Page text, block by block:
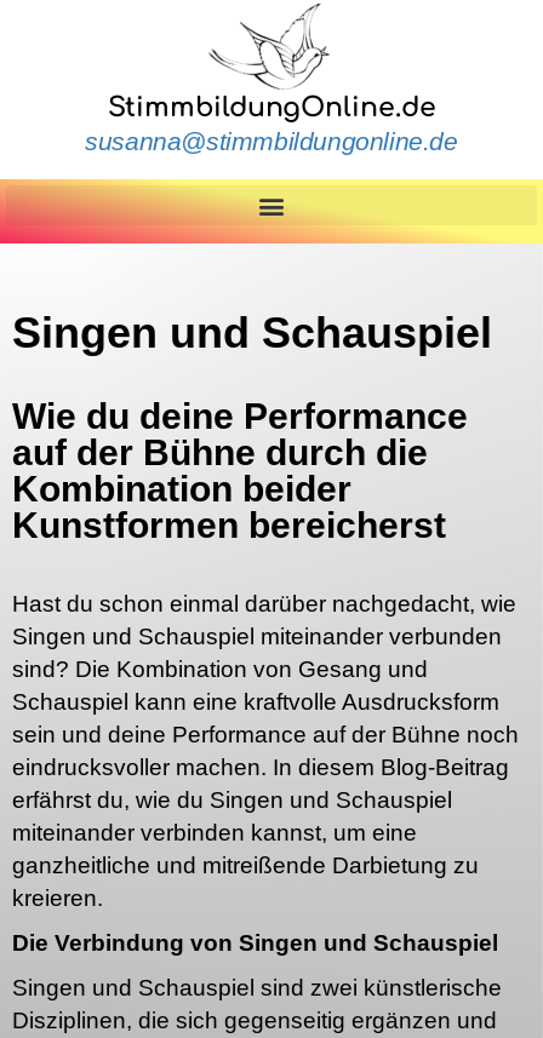
StimmbildungOnline.de
susanna@stimmbildungonline.de
Singen und Schauspiel
Wie du deine Performance
auf der Bühne durch die
Kombination beider
Kunstformen bereicherst
Hast du schon einmal darüber nachgedacht, wie
Singen und Schauspiel miteinander verbunden
sind? Die Kombination von Gesang und
Schauspiel kann eine kraftvolle Ausdrucksform
sein und deine Performance auf der Bühne noch
eindrucksvoller machen. In diesem Blog-Beitrag
erfährst du, wie du Singen und Schauspiel
miteinander verbinden kannst, um eine
ganzheitliche und mitreißende Darbietung zu
kreieren.
Die Verbindung von Singen und Schauspiel
Singen und Schauspiel sind zwei künstlerische
Disziplinen, die sich gegenseitig ergänzen und